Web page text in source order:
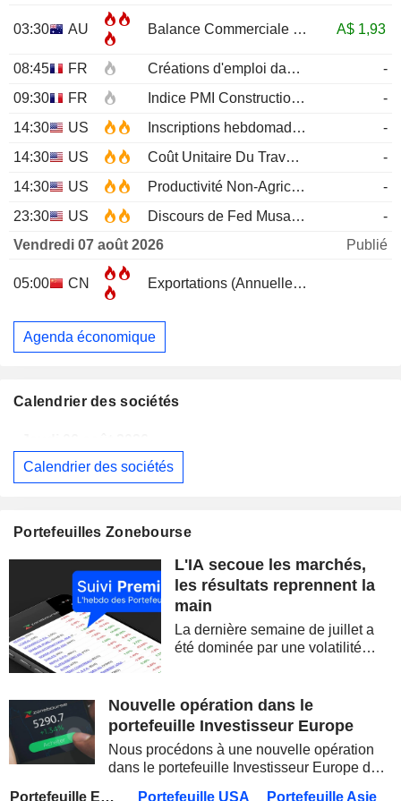
03:30 AU Balance CommercialeJUN A$ 1,93
08:45 FR Créations d'emploi dans le secteur privé non agricole (Trimestriel)
-
09:30
FR Indice PMI Construction
-
14:30
US Inscriptions hebdomadaires au chômage
-
14:30
US Coût Unitaire Du Travail (Trimestriel)Prél
-
14:30
US Productivité Non-Agricole (Trimestriel) Prél
-
23:30
US Discours de Fed Musalem
-
Vendredi 07 août 2026
Publié
05:00 CN Exportations (Annuelle)
Agenda économique
Calendrier des sociétés
MAUREL
SIEMENS AG
SOFTBANK GROUP CORP. Publication des résultats - Q1 2027 08:30
DBS GROUP HOLDINGS LTD
DEUTSCHE TELEKOM AG Publication des résultats - Q2 2026 07:00
CONOCOPHILLIPS
PARKER-HANNIFIN CORPORATION Publication des résultats - Q4 2026
13:00
PETROBRAS Publication des résultats - Q2 2026
Calendrier des sociétés
Portefeuilles Zonebourse
L'IA secoue les marchés,
les résultats reprennent la
main
La dernière semaine de juillet a
été dominée par une volatilité
semi-conducteurs. Les
inquiétudes sur la soutenabilité
Nouvelle opération dans le
portefeuille Investisseur Europe
Nous procédons à une nouvelle opération
dans le portefeuille Investisseur Europe de
Portefeuille Europe Portefeuille USA Portefeuille Asie